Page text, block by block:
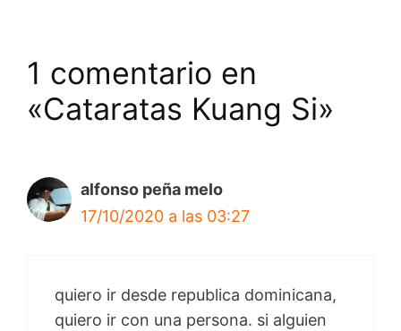
1 comentario en
«Cataratas Kuang Si»
alfonso peña melo
17/10/2020 a las 03:27
quiero ir desde republica dominicana,
quiero ir con una persona. si alguien